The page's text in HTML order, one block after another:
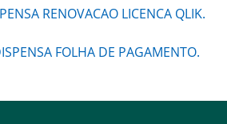
RENOVACAO LICENCA QLIK.
FOLHA DE PAGAMENTO.